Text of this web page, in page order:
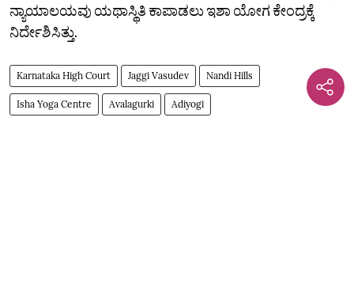
ನ್ಯಾಯಾಲಯವು ಯಥಾಸ್ಥಿತಿ ಕಾಪಾಡಲು ಇಶಾ ಯೋಗ ಕೇಂದ್ರಕ್ಕೆ
ನಿರ್ದೇಶಿಸಿತ್ತು.
Karnataka High Court Jaggi Vasudev Nandi Hills
Isha Yoga Centre Avalagurki Adiyogi